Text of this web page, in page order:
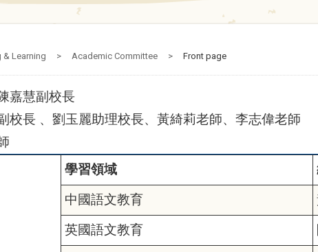
& Learning > Academic Committee > Front page
陳嘉慧副校長
校長 、劉玉麗助理校長、黃綺莉老師、李志偉老師
學習領域
中國語文教育
英國語文教育